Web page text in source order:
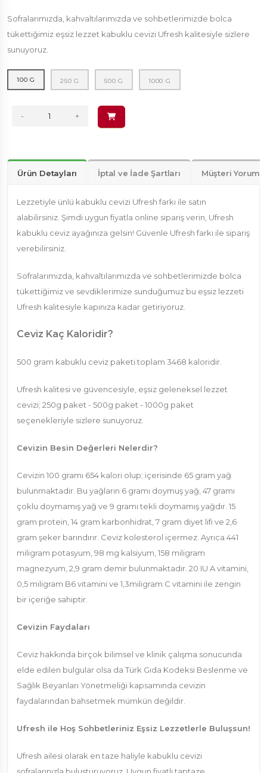
Sofralarımızda, kahvaltılarımızda ve sohbetlerimizde bolca
tükettiğimiz eşsiz lezzet kabuklu cevizi Ufresh kalitesiyle sizlere
sunuyoruz.
100 G 250 G 500 G 1000 G
- +
Ürün Detayları İptal ve İade Şartları Müşteri
Lezzetiyle ünlü kabuklu cevizi Ufresh farkı ile satın
alabilirsiniz. Şimdi uygun fiyatla online sipariş verin, Ufresh
kabuklu ceviz ayağınıza gelsin! Güvenle Ufresh farkı ile sipariş
verebilirsiniz.
Sofralarımızda, kahvaltılarımızda ve sohbetlerimizde bolca
tükettiğimiz ve sevdiklerimize sunduğumuz bu eşsiz lezzeti
Ufresh kalitesiyle kapınıza kadar getiriyoruz.
Ceviz Kaç Kaloridir?
500 gram kabuklu ceviz paketi toplam 3468 kaloridir.
Ufresh kalitesi ve güvencesiyle, eşsiz geleneksel lezzet
cevizi; 250g paket - 500g paket - 1000g paket
seçenekleriyle sizlere sunuyoruz.
Cevizin Besin Değerleri Nelerdir?
Cevizin 100 gramı 654 kalori olup; içerisinde 65 gram yağ
bulunmaktadır. Bu yağların 6 gramı doymuş yağ, 47 gramı
çoklu doymamış yağ ve 9 gramı tekli doymamış yağdır. 15
gram protein, 14 gram karbonhidrat, 7 gram diyet lifi ve 2,6
gram şeker barındırır. Ceviz kolesterol içermez. Ayrıca 441
miligram potasyum, 98 mg kalsiyum, 158 miligram
magnezyum, 2,9 gram demir bulunmaktadır. 20 IU A vitamini,
0,5 miligram B6 vitamini ve 1,3miligram C vitamini ile zengin
bir içeriğe sahiptir.
Cevizin Faydaları
Ceviz hakkında birçok bilimsel ve klinik çalışma sonucunda
elde edilen bulgular olsa da Türk Gıda Kodeksi Beslenme ve
Sağlık Beyanları Yönetmeliği kapsamında cevizin
faydalarından bahsetmek mümkün değildir.
Ufresh ile Hoş Sohbetleriniz Eşsiz Lezzetlerle Buluşsun!
Ufresh ailesi olarak en taze haliyle kabuklu cevizi
sofralarınızla buluşturuyoruz. Uygun fiyatlı taptaze